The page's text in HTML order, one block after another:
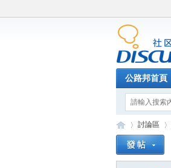
公路邦首頁
討論區